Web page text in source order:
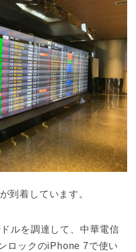
到着しています。
ルを調達して、中華電信
ロックのiPhone 7で使い